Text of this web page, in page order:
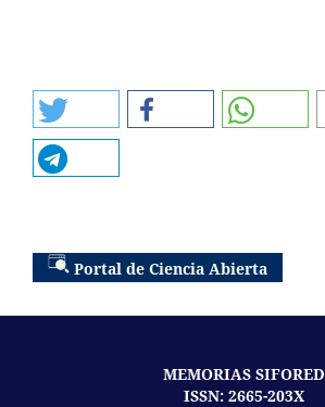
Portal de Ciencia Abierta
MEMORIAS SIFORED
ISSN: 2665-203X